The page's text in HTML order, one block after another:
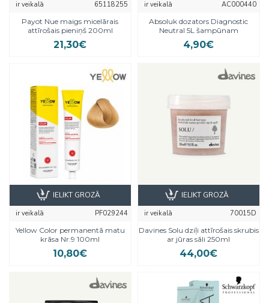
ir veikalā
65118255
Payot Nue maigs micelārais
attīrošais pieniņš 200ml
21,30€
ir veikalā
AC000440
Absoluk dozators Diagnostic
Neutral 5L šampūnam
4,90€
ir veikalā
PF029244
Yellow Color permanentā matu
krāsa Nr.9 100ml
10,80€
IELIKT GROZĀ
ir veikalā
70015D
Davines Solu dziļi attīrošais skrubis
ar jūras sāli 250ml
44,00€
IELIKT GROZĀ